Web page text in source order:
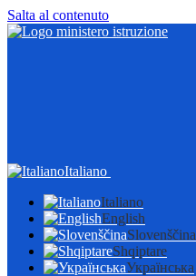
Salta al contenuto
Italiano
Italiano
English
Slovenščina
Shqiptare
Українська